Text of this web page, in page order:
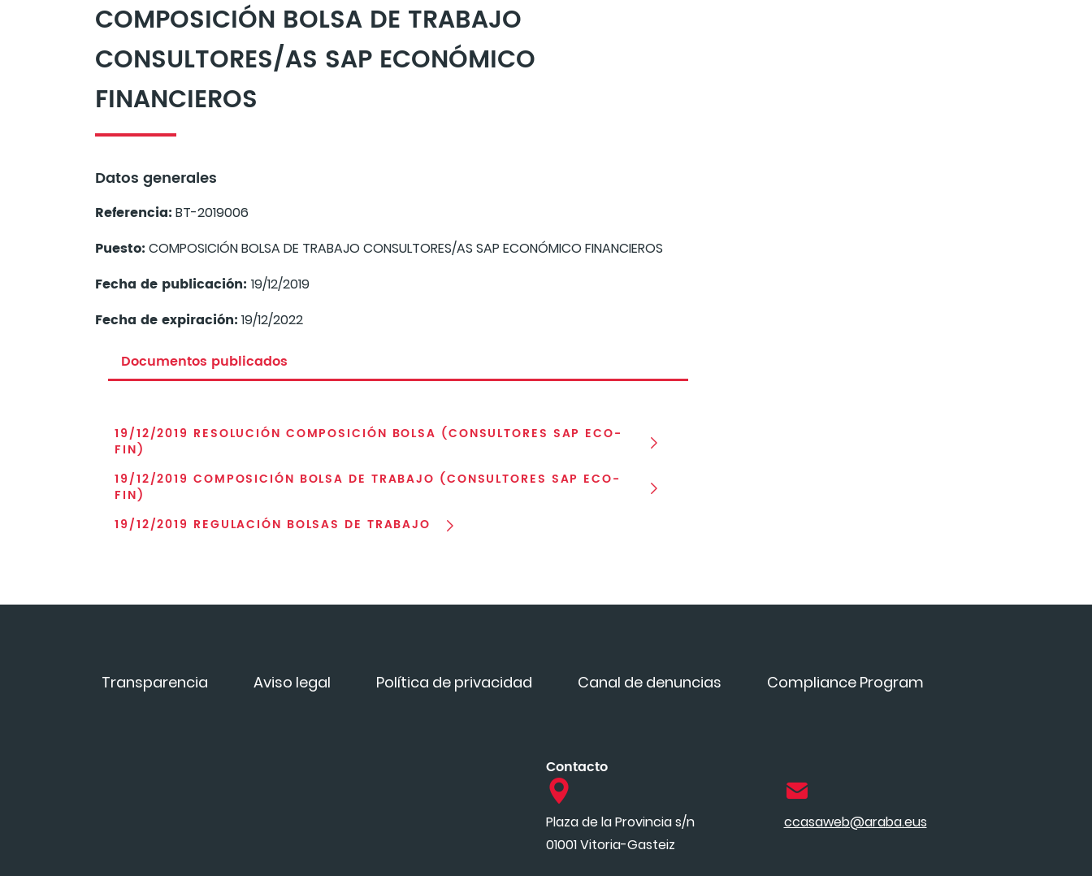
COMPOSICIÓN BOLSA DE TRABAJO
CONSULTORES/AS SAP ECONÓMICO
FINANCIEROS
Datos generales
Referencia: BT-2019006
Puesto: COMPOSICIÓN BOLSA DE TRABAJO CONSULTORES/AS SAP ECONÓMICO FINANCIEROS
Fecha de publicación: 19/12/2019
Fecha de expiración: 19/12/2022
Documentos publicados
19/12/2019 RESOLUCIÓN COMPOSICIÓN BOLSA (CONSULTORES SAP ECO-
FIN)
19/12/2019 COMPOSICIÓN BOLSA DE TRABAJO (CONSULTORES SAP ECO-
FIN)
19/12/2019 REGULACIÓN BOLSAS DE TRABAJO
Transparencia Aviso legal Política de privacidad Canal de denuncias Compliance Program
Contacto
Plaza de la Provincia s/n
01001 Vitoria-Gasteiz
ccasaweb@araba.eus